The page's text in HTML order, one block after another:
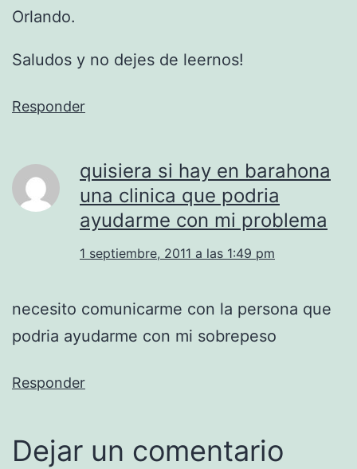
Orlando.
Saludos y no dejes de leernos!
Responder
quisiera si hay en barahona
una clinica que podria
ayudarme con mi problema
1 septiembre, 2011 a las 1:49 pm
necesito comunicarme con la persona que
podria ayudarme con mi sobrepeso
Responder
Dejar un comentario